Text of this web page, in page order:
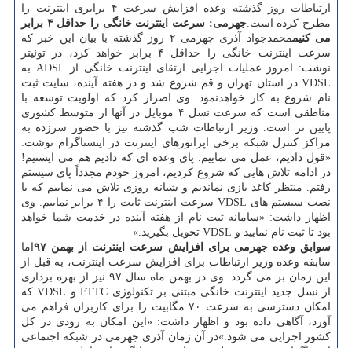
ارتباطات روز گذشته وعده افزایش سرعت ۴ برابری اینترنت را
مطرح كرده است.
جهرمی: سرعت اینترنت خانگی را حداقل ۴ برابر
می كنیم
محمدجواد آذری جهرمی ۲ روز گذشته با بیان این خبر كه
سرعت اینترنت خانگی را حداقل ۴ برابر خواهد كرد، در توئیتر
نوشت: امروز عملیات اجرایی ارتقای اینترنت خانگی از ADSL به
VDSL در استان تهران و قم شروع شد و در هفته آینده، سایت ثبت
نام شروع به كار خواهدنمود. وی اصرار كرد كه اولویت توسعه با
مناطقی است كه سرعت نسل ۴ موبایل در آنها از متوسط كشوری
پایین تر است. وزیر ارتباطات شب گذشته نیز با حضور سرزده به
مراكز كنترل شبكه برخی اپراتورهای اینترنت در اینستاگرام نوشت:
«قول دادیم، عمل می نماییم. پای وعده ای كه دادیم هم می ایستیم!
در ادامه تلاش هایی كه شروع كردیم، امروز خودم مجدداً پای سیستم
رفتم. منتظر كاغذ بازی نماندیم و شبانه روزی تلاش می نماییم كه با
نصب سیستم های VDSL سرعت اینترنت ثابت را ۴ برابر نماییم. وی
اظهار داشت: «سامانه ثبت نام از هفته آینده در خدمت شما خواهد
بود تا ثبت نام نمایید و VDSL تحویل بگیرید.»
سوابق وعده جهرمی برای افزایش سرعت اینترنت از بهمن ۹۷
اما
سابقه وعده وزیر ارتباطات برای افزایش سرعت اینترنت، به قبل از
این زمان بر می گردد. وی در بهمن ماه سال ۹۷ نیز از بهره برداری
از نسل جدید اینترنت خانگی مبتنی بر تكنولوژی FTTC و VDSL كه
امكان دسترسی به سرعت ۷۰ مگابیت را برای كاربران فراهم می
آورد، آگاهی داده بود و اظهار داشت: «این امكان به زودی در كل
كشور اجرایی می شود.»در آن زمان آذری جهرمی در شبكه اجتماعی